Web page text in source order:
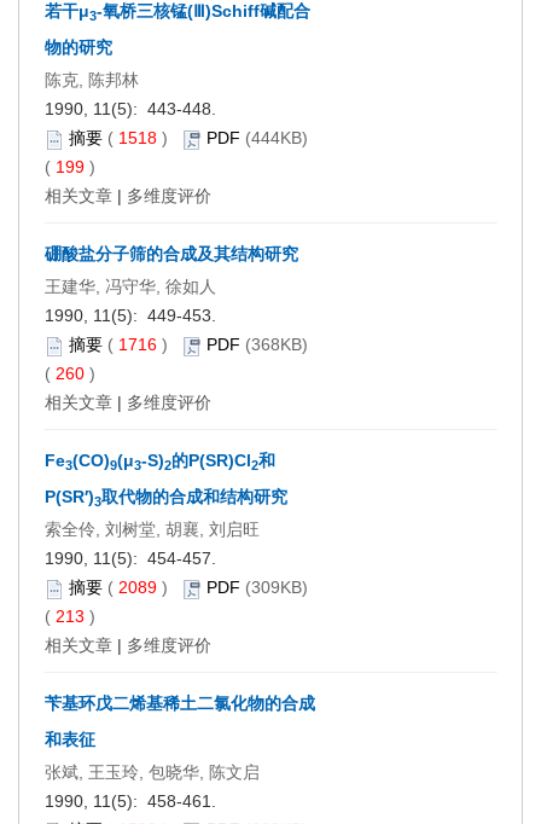
若干μ3-氧桥三核锰(Ⅲ)Schiff碱配合
物的研究
陈克, 陈邦林
1990, 11(5): 443-448.
摘要 ( 1518 ) PDF (444KB)
( 199 )
相关文章 | 多维度评价
硼酸盐分子筛的合成及其结构研究
王建华, 冯守华, 徐如人
1990, 11(5): 449-453.
摘要 ( 1716 ) PDF (368KB)
( 260 )
相关文章 | 多维度评价
Fe3(CO)9(μ3-S)2的P(SR)Cl2和
P(SR′)3取代物的合成和结构研究
索全伶, 刘树堂, 胡襄, 刘启旺
1990, 11(5): 454-457.
摘要 ( 2089 ) PDF (309KB)
( 213 )
相关文章 | 多维度评价
苄基环戊二烯基稀土二氯化物的合成
和表征
张斌, 王玉玲, 包晓华, 陈文启
1990, 11(5): 458-461.